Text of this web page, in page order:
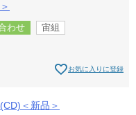
わせ 宙組
お気に入りに登録
＜新品＞